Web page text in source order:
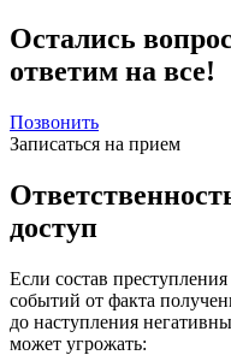
Остались
ответим на все!
Позвонить
Записаться на прием
доступ
Если состав
событий от факта
до наступления
может угрожать: